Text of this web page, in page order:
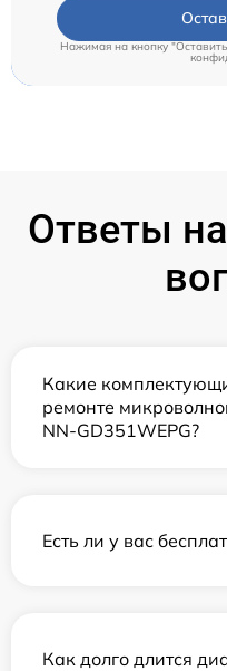
Нажимая на кнопку
Ответы
Какие
ремонте
NN-GD351WEPG?
Есть ли у вас
Как долго длится